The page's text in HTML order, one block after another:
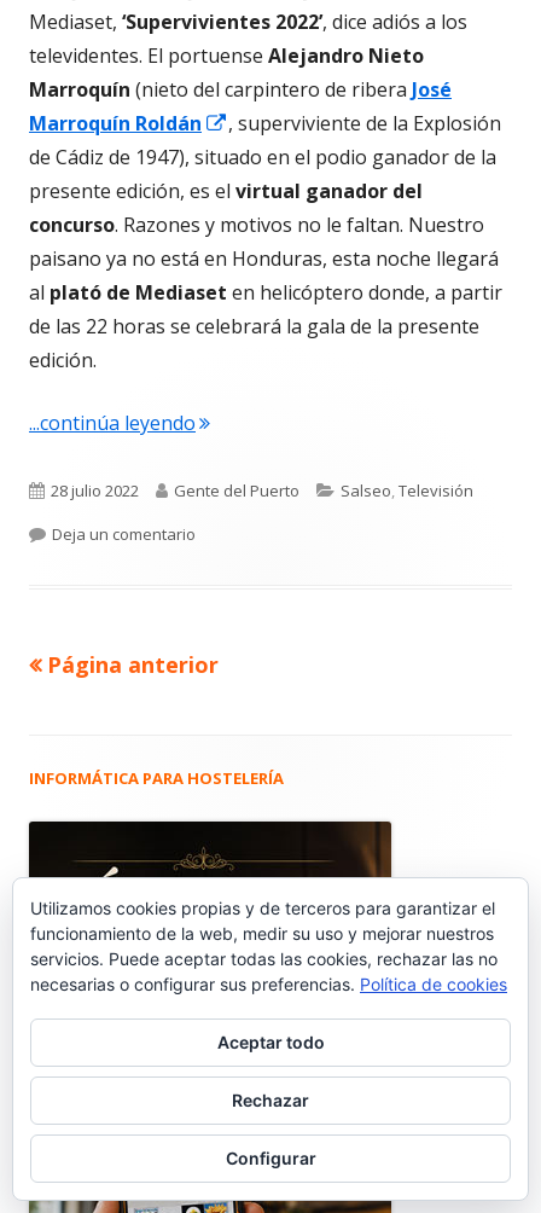
Mediaset, ‘Supervivientes 2022’, dice adiós a los
televidentes. El portuense Alejandro Nieto
Marroquín (nieto del carpintero de ribera José
Marroquín Roldán
Abrir
en
una
ventana
nueva
, superviviente de la Explosión
de Cádiz de 1947), situado en el podio ganador de la
presente edición, es el virtual ganador del
concurso. Razones y motivos no le faltan. Nuestro
paisano ya no está en Honduras, esta noche llegará
al plató de Mediaset en helicóptero donde, a partir
de las 22 horas se celebrará la gala de la presente
edición.
...continúa leyendo"Alejandro Nieto, ganador de
Publicado
el
28 julio 2022 Autor
Gente del Puerto Categorías
Salseo,Televisión
Deja un comentario
Paginación
entradas
Página anterior
Barra
principal
INFORMÁTICA PARA HOSTELERÍA
Utilizamos cookies propias y de terceros para garantizar el
funcionamiento de la web, medir su uso y mejorar nuestros
servicios. Puede aceptar todas las cookies, rechazar las no
necesarias o configurar sus preferencias. Política de cookies
Aceptar todo
Rechazar
Configurar